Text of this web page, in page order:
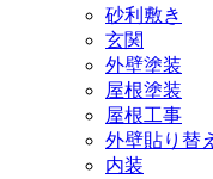
砂利敷き
玄関
外壁塗装
屋根塗装
屋根工事
外壁貼り替え
内装